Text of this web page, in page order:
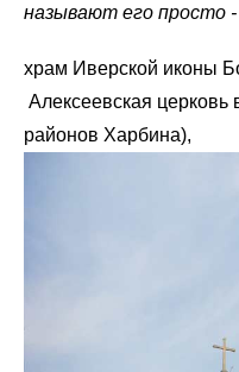
называют его просто
храм Иверской иконы
Алексеевская церковь
районов Харбина),